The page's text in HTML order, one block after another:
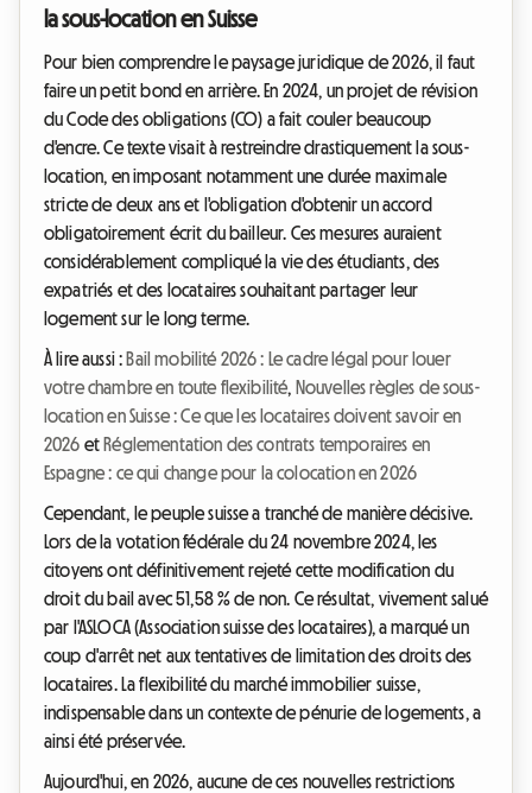
la sous-location en Suisse
Pour bien comprendre le paysage juridique de 2026, il faut
faire un petit bond en arrière. En 2024, un projet de révision
du Code des obligations (CO) a fait couler beaucoup
d'encre. Ce texte visait à restreindre drastiquement la sous-
location, en imposant notamment une durée maximale
stricte de deux ans et l'obligation d'obtenir un accord
obligatoirement écrit du bailleur. Ces mesures auraient
considérablement compliqué la vie des étudiants, des
expatriés et des locataires souhaitant partager leur
logement sur le long terme.
À lire aussi : Bail mobilité 2026 : Le cadre légal pour louer
votre chambre en toute flexibilité, Nouvelles règles de sous-
location en Suisse : Ce que les locataires doivent savoir en
2026 et Réglementation des contrats temporaires en
Espagne : ce qui change pour la colocation en 2026
Cependant, le peuple suisse a tranché de manière décisive.
Lors de la votation fédérale du 24 novembre 2024, les
citoyens ont définitivement rejeté cette modification du
droit du bail avec 51,58 % de non. Ce résultat, vivement salué
par l'ASLOCA (Association suisse des locataires), a marqué un
coup d'arrêt net aux tentatives de limitation des droits des
locataires. La flexibilité du marché immobilier suisse,
indispensable dans un contexte de pénurie de logements, a
ainsi été préservée.
Aujourd'hui, en 2026, aucune de ces nouvelles restrictions